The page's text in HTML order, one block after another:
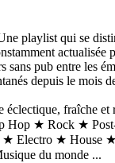
playlist qui se
actualisée
sans pub entre les
depuis le mois
éclectique, fraîche et
Hop ★ Rock ★
Electro ★ House
du monde ...